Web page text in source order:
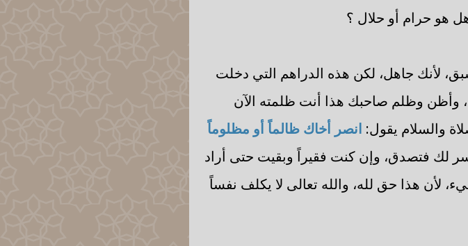
هو حرام أو حلال ؟
لأنك جاهل، لكن هذه الدراهم التي دخلت
وأظن وظلم صاحبك هذا أنت ظلمته الآن
والسلام يقول: انصر أخاك ظالماً أو مظلوماً
لك فتصدق، وإن كنت فقيراً وبقيت حتى أراد
لأن هذا حق لله، والله تعالى لا يكلف نفساً